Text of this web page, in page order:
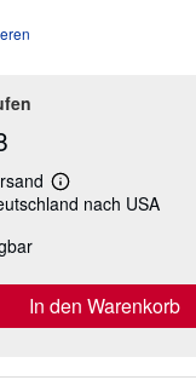
Weitere
Informationen
nach USA
In den Warenkorb